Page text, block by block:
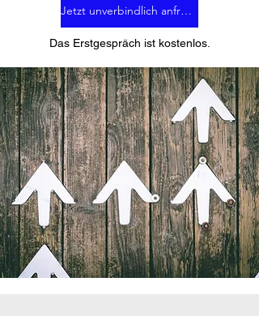
Jetzt unverbindlich anfragen
Das Erstgespräch ist kostenlos.